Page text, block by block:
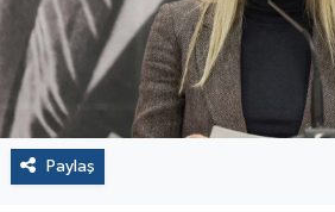
Paylaş
Sağlık
Spor
Yaşam